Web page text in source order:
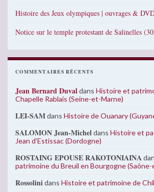
Histoire des Jeux olympiques | ouvrages &
Notice sur le temple protestant de Salinelles
COMMENTAIRES RÉCENTS
Jean Bernard Duvaldans Histoire et
Chapelle Rablais (Seine-et-Marne)
LEI-SAMdans Histoire de Ouanary
SALOMON Jean-Micheldans Histoire et
Jean d’Estissac (Dordogne)
ROSTAING EPOUSE RAKOTONIAINA
patrimoine du Breuil en Bourgogne
Rossolinidans Histoire et patrimoine de